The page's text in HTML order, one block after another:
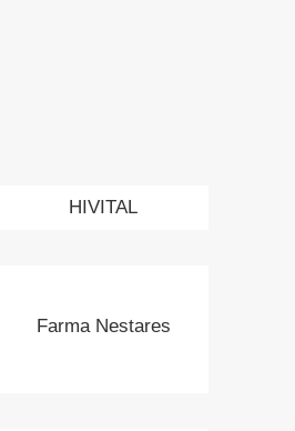
HIVITAL
Farma Nestares